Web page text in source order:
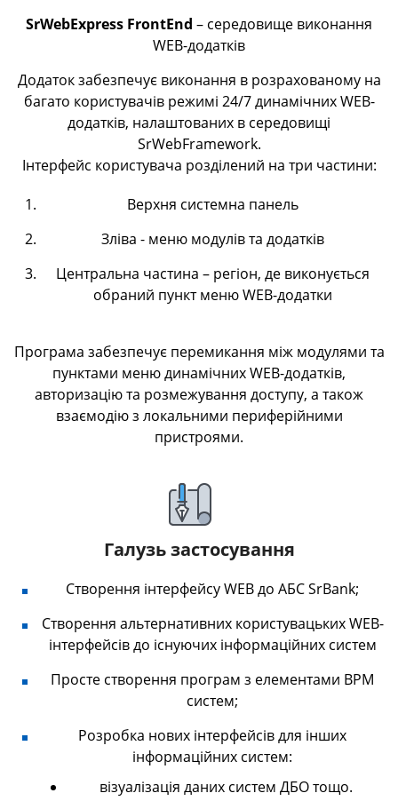
SrWebExpress FrontEnd – середовище виконання
WEB-додатків
Додаток забезпечує виконання в розрахованому на
багато користувачів режимі 24/7 динамічних WEB-
додатків, налаштованих в середовищі
SrWebFramework.
Інтерфейс користувача розділений на три частини:
Верхня системна панель
Зліва - меню модулів та додатків
Центральна частина – регіон, де виконується
обраний пункт меню WEB-додатки
Програма забезпечує перемикання між модулями та
пунктами меню динамічних WEB-додатків,
авторизацію та розмежування доступу, а також
взаємодію з локальними периферійними
пристроями.
Галузь застосування
Створення інтерфейсу WEB до АБС SrBank;
Створення альтернативних користувацьких WEB-
інтерфейсів до існуючих інформаційних систем
Просте створення програм з елементами BPM
систем;
Розробка нових інтерфейсів для інших
інформаційних систем:
візуалізація даних систем ДБО тощо.